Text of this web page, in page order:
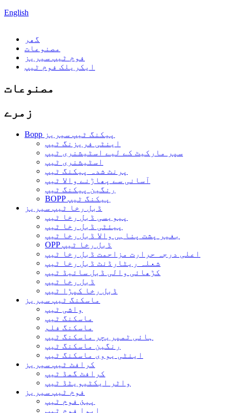
English
گھر
مصنوعات
فوم ٹیپ سیریز
ایکریلک فوم ٹیپ
مصنوعات
زمرے
Bopp پیکنگ ٹیپ سیریز
اینٹی فریزنگ ٹیپ
سپر مارکیٹ کے لیے اسٹیشنری ٹیپ
اسٹیشنری ٹیپ
پرنٹ شدہ پیکنگ ٹیپ
آسانی سے پھاڑنے والا ٹیپ
رنگین پیکنگ ٹیپ
BOPP پیکنگ ٹیپ
ڈبل رخا ٹیپ سیریز
پیویسی ڈبل رخا ٹیپ
پیئٹی ڈبل رخا ٹیپ
بغیر پشت پناہی والا ڈبل ​​رخا ٹیپ
OPP ڈبل رخا ٹیپ
اعلی درجہ حرارت مزاحمت ڈبل رخا ٹیپ
شعلہ ریٹارڈنٹ ڈبل رخا ٹیپ
کڑھائی والی ڈبل سائیڈ ٹیپ
ڈبل رخا ٹیپ
ڈبل رخا کپڑا ٹیپ
ماسکنگ ٹیپ سیریز
واشی ٹیپ
ماسکنگ ٹیپ
ماسکنگ فلم
ہائی ٹمپریچر ماسکنگ ٹیپ
رنگین ماسکنگ ٹیپ
اینٹی یووی ماسکنگ ٹیپ
کرافٹ ٹیپ سیریز
کرافٹ گمڈ ٹیپ
واٹر ایکٹیویٹڈ ٹیپ
فوم ٹیپ سیریز
پیئ فوم ٹیپ
ایوا فوم ٹیپ